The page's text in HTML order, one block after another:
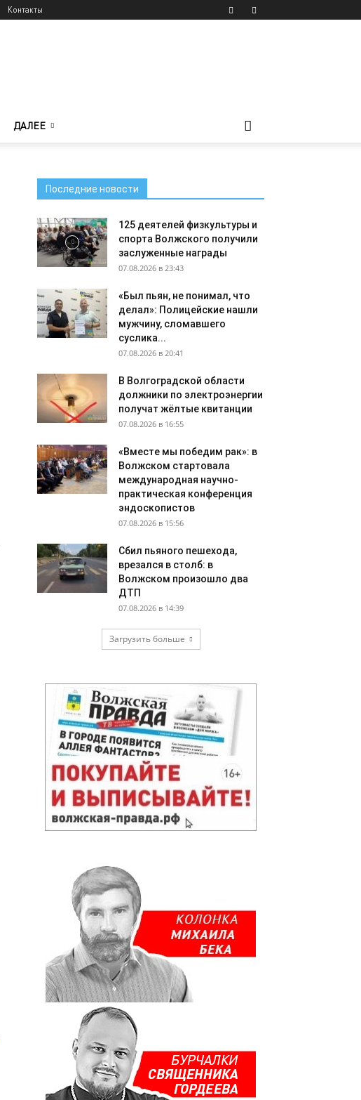
Контакты
ДАЛЕЕ
Последние новости
125 деятелей физкультуры и
спорта Волжского получили
заслуженные награды
07.08.2026 в 23:43
«Был пьян, не понимал, что
делал»: Полицейские нашли
мужчину, сломавшего
суслика...
07.08.2026 в 20:41
В Волгоградской области
должники по электроэнергии
получат жёлтые квитанции
07.08.2026 в 16:55
«Вместе мы победим рак»: в
Волжском стартовала
международная научно-
практическая конференция
эндоскопистов
07.08.2026 в 15:56
Сбил пьяного пешехода,
врезался в столб: в
Волжском произошло два
ДТП
07.08.2026 в 14:39
Загрузить больше